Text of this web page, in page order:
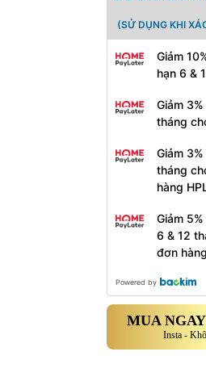
(SỬ DỤNG KHI
Giảm
hạn 6 &
Giảm
tháng
Giảm
tháng
hàng
Giảm
6 & 12
đơn
Powered by
MUA
Insta -